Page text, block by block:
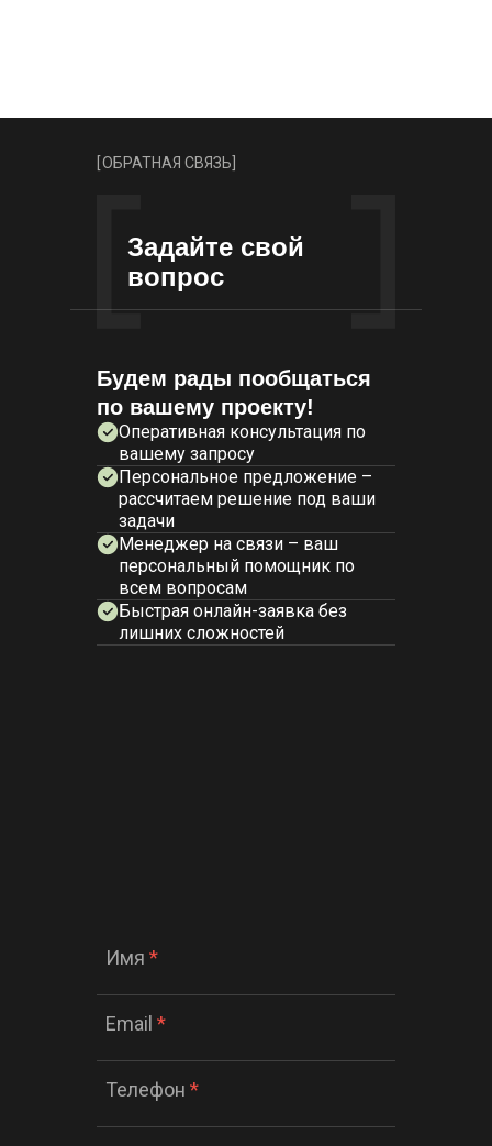
Имя *
Email *
Телефон *
Задайте свой
вопрос
ОБРАТНАЯ СВЯЗЬ
Будем рады пообщаться
по вашему проекту!
Оперативная консультация по
вашему запросу
Персональное предложение –
рассчитаем решение под ваши
задачи
Менеджер на связи – ваш
персональный помощник по
всем вопросам
Быстрая онлайн-заявка без
лишних сложностей